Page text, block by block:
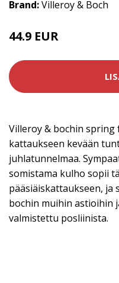
Brand:Villeroy & Boch
44.9 EUR
Villeroy & bochin
kattaukseen kevään
juhlatunnelmaa.
somistama kulho sopii
pääsiäiskattaukseen, ja
bochin muihin astioihin
valmistettu posliinista.